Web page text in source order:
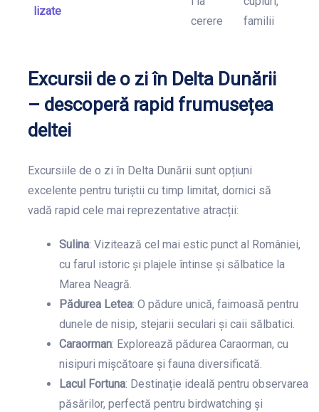
lizate
cerere
familii
Excursii de o zi în Delta Dunării
– descoperă rapid frumusețea
deltei
Excursiile de o zi în Delta Dunării sunt opțiuni
excelente pentru turiștii cu timp limitat, dornici să
vadă rapid cele mai reprezentative atracții:
Sulina: Vizitează cel mai estic punct al României,
cu farul istoric și plajele întinse și sălbatice la
Marea Neagră.
Pădurea Letea: O pădure unică, faimoasă pentru
dunele de nisip, stejarii seculari și caii sălbatici.
Caraorman: Explorează pădurea Caraorman, cu
nisipuri mișcătoare și fauna diversificată.
Lacul Fortuna: Destinație ideală pentru observarea
păsărilor, perfectă pentru birdwatching și